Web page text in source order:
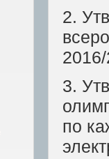
2.
3.
по